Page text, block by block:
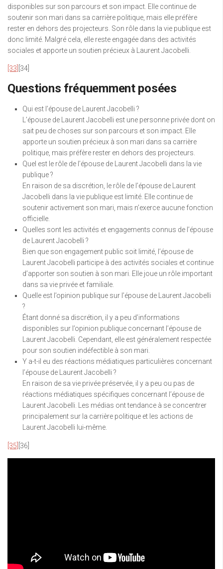
disponibles sur son parcours et son impact. Elle continue de
soutenir son mari dans sa carrière politique, mais elle préfère
rester en dehors des projecteurs. Son rôle dans la vie publique est
donc limité. Malgré cela, elle reste engagée dans des activités
sociales et apporte un soutien précieux à Laurent Jacobelli.
[33] [34]
Questions fréquemment posées
Qui est l’épouse de Laurent Jacobelli ?
L’épouse de Laurent Jacobelli est une personne privée dont on
sait peu de choses sur son parcours et son impact. Elle
apporte un soutien précieux à son mari dans sa carrière
politique, mais préfère rester en dehors des projecteurs.
Quel est le rôle de l’épouse de Laurent Jacobelli dans la vie
publique ?
En raison de sa discrétion, le rôle de l’épouse de Laurent
Jacobelli dans la vie publique est limité. Elle continue de
soutenir activement son mari, mais n’exerce aucune fonction
officielle.
Quelles sont les activités et engagements connus de l’épouse
de Laurent Jacobelli ?
Bien que son engagement public soit limité, l’épouse de
Laurent Jacobelli participe à des activités sociales et continue
d’apporter son soutien à son mari. Elle joue un rôle important
dans sa vie privée et familiale.
Quelle est l’opinion publique sur l’épouse de Laurent Jacobelli
?
Étant donné sa discrétion, il y a peu d’informations
disponibles sur l’opinion publique concernant l’épouse de
Laurent Jacobelli. Cependant, elle est généralement respectée
pour son soutien indéfectible à son mari.
Y a-t-il eu des réactions médiatiques particulières concernant
l’épouse de Laurent Jacobelli ?
En raison de sa vie privée préservée, il y a peu ou pas de
réactions médiatiques spécifiques concernant l’épouse de
Laurent Jacobelli. Les médias ont tendance à se concentrer
principalement sur la carrière politique et les actions de
Laurent Jacobelli lui-même.
[35] [36]